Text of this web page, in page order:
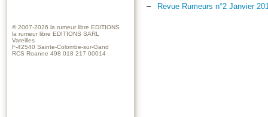
Revue Rumeurs n°2 Janvier
© 2007-2026 la rumeur libre EDITIONS
la rumeur libre EDITIONS SARL
Vareilles
F-42540 Sainte-Colombe-sur-Gand
RCS Roanne 498 018 217 00014